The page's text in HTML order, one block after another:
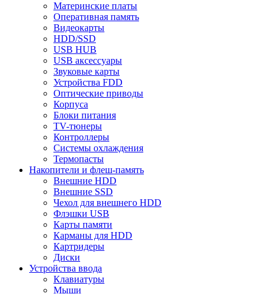
Материнские платы
Оперативная память
Видеокарты
HDD/SSD
USB HUB
USB аксессуары
Звуковые карты
Устройства FDD
Оптические приводы
Корпуса
Блоки питания
TV-тюнеры
Контроллеры
Системы охлаждения
Термопасты
Накопители и флеш-память
Внешние HDD
Внешние SSD
Чехол для внешнего HDD
Флэшки USB
Карты памяти
Карманы для HDD
Картридеры
Диски
Устройства ввода
Клавиатуры
Мыши